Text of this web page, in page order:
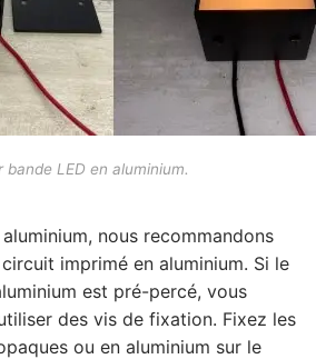
English
German
Russian
Arabic
LED en aluminium.
nous recommandons
imprimé en aluminium. Si le
est pré-percé, vous
des vis de fixation. Fixez les
ou en aluminium sur le